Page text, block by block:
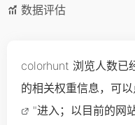
数据评估
colorhunt 浏览人数已
的相关权重信息，可
"进入；以目前的网